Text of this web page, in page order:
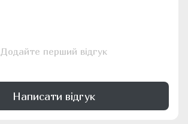
Додайте перший відгук
Написати відгук